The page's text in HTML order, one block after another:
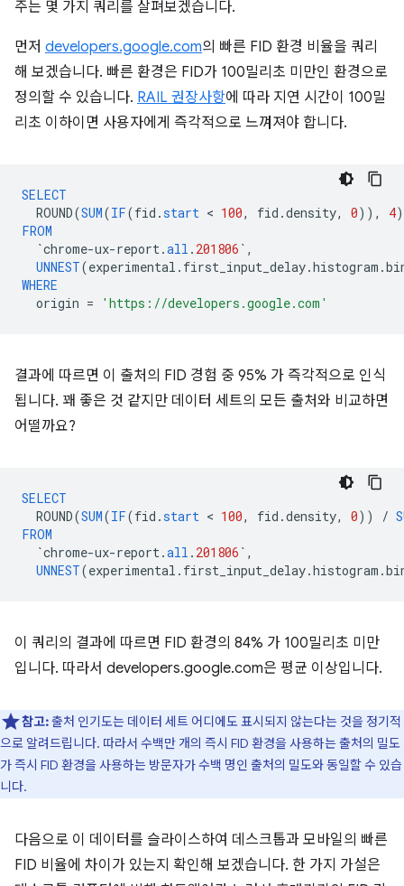
주는 몇 가지 쿼리를 살펴보겠습니다.
먼저 developers.google.com의 빠른 FID 환경 비율을 쿼리
해 보겠습니다. 빠른 환경은 FID가 100밀리초 미만인 환경으로
정의할 수 있습니다. RAIL 권장사항에 따라 지연 시간이 100밀
리초 이하이면 사용자에게 즉각적으로 느껴져야 합니다.
SELECT
ROUND(SUM(IF(fid .start < 100, fid .density, 0)), 4)
FROM
`chrome-ux-report.all . 201806 ` ,
UNNEST(experimental . first_input_delay.histogram .
WHERE
origin = 'https://developers.google.com'
결과에 따르면 이 출처의 FID 경험 중 95% 가 즉각적으로 인식
됩니다. 꽤 좋은 것 같지만 데이터 세트의 모든 출처와 비교하면
어떨까요?
SELECT
ROUND(SUM(IF(fid .start < 100, fid .density, 0)) /
FROM
`chrome-ux-report.all . 201806 ` ,
UNNEST(experimental . first_input_delay.histogram .
이 쿼리의 결과에 따르면 FID 환경의 84% 가 100밀리초 미만
입니다. 따라서 developers.google.com은 평균 이상입니다.
참고:출처 인기도는 데이터 세트 어디에도 표시되지 않는다는 것을 정기적
으로 알려드립니다. 따라서 수백만 개의 즉시 FID 환경을 사용하는 출처의 밀도
가 즉시 FID 환경을 사용하는 방문자가 수백 명인 출처의 밀도와 동일할 수 있습
니다.
다음으로 이 데이터를 슬라이스하여 데스크톱과 모바일의 빠른
FID 비율에 차이가 있는지 확인해 보겠습니다. 한 가지 가설은